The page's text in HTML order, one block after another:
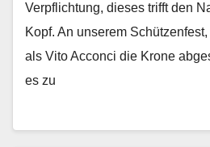
Verpflichtung, dieses trifft den
Kopf. An unserem
als Vito Acconci die Krone
es zu